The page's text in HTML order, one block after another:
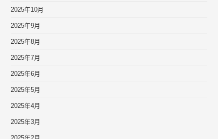
2025年10月
2025年9月
2025年8月
2025年7月
2025年6月
2025年5月
2025年4月
2025年3月